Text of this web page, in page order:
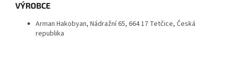
VÝROBCE
Arman Hakobyan, Nádražní 65, 664 17 Tetčice, Česká
republika